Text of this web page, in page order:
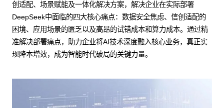
创适配、场景赋能及一体化解决方案，解决企业在实际部署
DeepSeek中面临的四大核心痛点：数据安全焦虑、信创适配的
困境、应用场景的匮乏以及高昂的试错成本和算力成本。通过精
准解决部署痛点，助力企业将AI技术深度融入核心业务，真正实
现降本增效，成为智能时代破局的关键力量。